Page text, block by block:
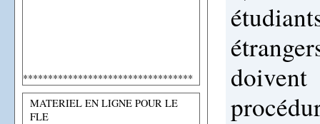
**********************************
MATERIEL EN LIGNE POUR LE
FLE